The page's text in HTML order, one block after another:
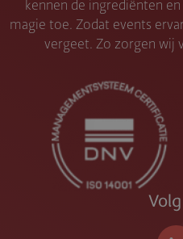
kennen de ingrediënten
magie toe. Zodat events
vergeet. Zo zorgen wij